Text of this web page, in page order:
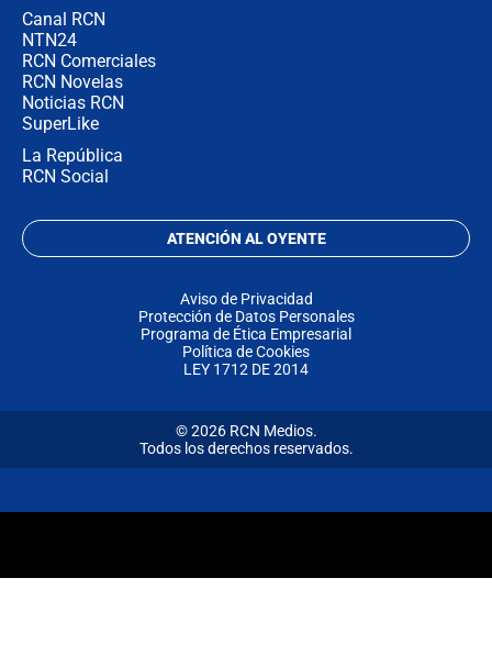
Canal RCN
NTN24
RCN Comerciales
RCN Novelas
Noticias RCN
SuperLike
La República
RCN Social
ATENCIÓN AL OYENTE
Aviso de Privacidad
Protección de Datos Personales
Programa de Ética Empresarial
Política de Cookies
LEY 1712 DE 2014
© 2026 RCN Medios.
Todos los derechos reservados.